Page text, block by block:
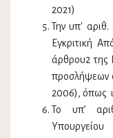
2021)
Την υπ'
Εγκριτική
άρθρου2 της
προσλήψεων
2006), όπως
Το υπ’